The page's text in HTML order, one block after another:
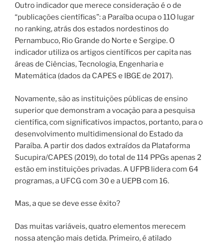
Outro indicador que merece consideração é o de
“publicações científicas”: a Paraíba ocupa o 11O lugar
no ranking, atrás dos estados nordestinos do
Pernambuco, Rio Grande do Norte e Sergipe. O
indicador utiliza os artigos científicos per capita nas
áreas de Ciências, Tecnologia, Engenharia e
Matemática (dados da CAPES e IBGE de 2017).
Novamente, são as instituições públicas de ensino
superior que demonstram a vocação para a pesquisa
científica, com significativos impactos, portanto, para o
desenvolvimento multidimensional do Estado da
Paraíba. A partir dos dados extraídos da Plataforma
Sucupira/CAPES (2019), do total de 114 PPGs apenas 2
estão em instituições privadas. A UFPB lidera com 64
programas, a UFCG com 30 e a UEPB com 16.
Mas, a que se deve esse êxito?
Das muitas variáveis, quatro elementos merecem
nossa atenção mais detida. Primeiro, é atilado